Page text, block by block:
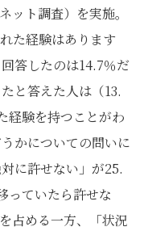
ット調査）を実施。
た経験はあります
答したのは14.7％だ
と答えた人は（13.
経験を持つことがわ
かについての問いに
に許せない」が25.
っていたら許せな
占める一方、「状況